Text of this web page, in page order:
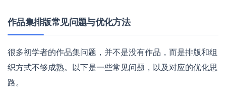
作品集排版常见问题与优化方法
很多初学者的作品集问题，并不是没有作品，而是排版和组
织方式不够成熟。以下是一些常见问题，以及对应的优化思
路。